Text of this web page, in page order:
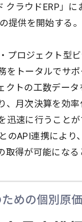
クラウドERP」
提供を開始する。
プロジェクト型
をトータルでサ
クトの工数デー
、月次決算を効
迅速に行うこと
のAPI連携により
得が可能になる